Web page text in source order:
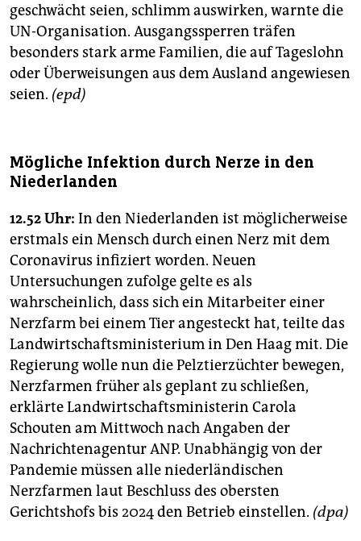
geschwächt seien, schlimm auswirken, warnte die
UN-Organisation. Ausgangssperren träfen
besonders stark arme Familien, die auf Tageslohn
oder Überweisungen aus dem Ausland angewiesen
seien. (epd)
Mögliche Infektion durch Nerze in den
Niederlanden
12.52 Uhr: In den Niederlanden ist möglicherweise
erstmals ein Mensch durch einen Nerz mit dem
Coronavirus infiziert worden. Neuen
Untersuchungen zufolge gelte es als
wahrscheinlich, dass sich ein Mitarbeiter einer
Nerzfarm bei einem Tier angesteckt hat, teilte das
Landwirtschaftsministerium in Den Haag mit. Die
Regierung wolle nun die Pelztierzüchter bewegen,
Nerzfarmen früher als geplant zu schließen,
erklärte Landwirtschaftsministerin Carola
Schouten am Mittwoch nach Angaben der
Nachrichtenagentur ANP. Unabhängig von der
Pandemie müssen alle niederländischen
Nerzfarmen laut Beschluss des obersten
Gerichtshofs bis 2024 den Betrieb einstellen. (dpa)